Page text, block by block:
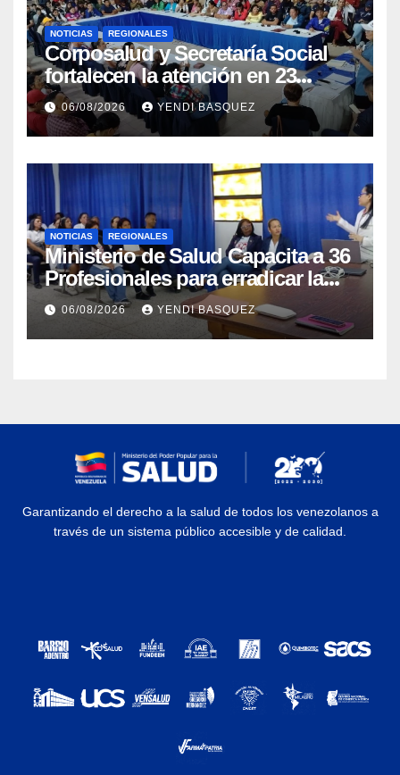
NOTICIAS REGIONALES
Corposalud y Secretaría Social
fortalecen la atención en 23
municipios
06/08/2026 YENDI BASQUEZ
NOTICIAS REGIONALES
Ministerio de Salud Capacita a 36
Profesionales para erradicar la
Tuberculosis en Yaracuy
06/08/2026 YENDI BASQUEZ
Garantizando el derecho a la salud de todos los venezolanos a
través de un sistema público accesible y de calidad.